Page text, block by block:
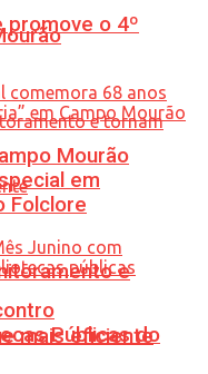
e
mais eficiente
promove o 4º
Mourão
em
Folclore
Públicas do